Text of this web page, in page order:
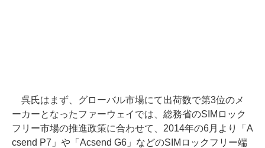
呉氏はまず、グローバル市場にて出荷数で第3位のメ
ーカーとなったファーウェイでは、総務省のSIMロック
フリー市場の推進政策に合わせて、2014年の6月より「A
csend P7」や「Acsend G6」などのSIMロックフリー端